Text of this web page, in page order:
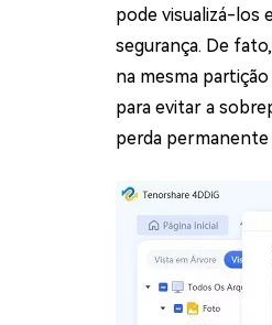
pode visualizá-los
segurança. De
na mesma
para evitar a
perda permanente